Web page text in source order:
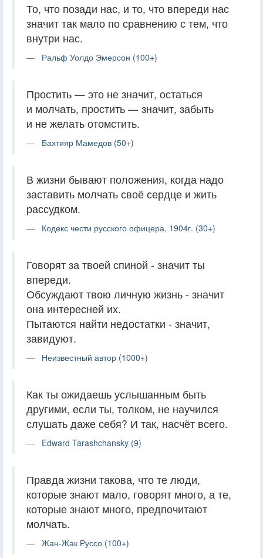
То, что позади нас, и то, что впереди нас
значит так мало по сравнению с тем, что
внутри нас.
Ральф Уолдо Эмерсон (100+)
Простить — это не значит, остаться
и молчать, простить — значит, забыть
и не желать отомстить.
Бахтияр Мамедов (50+)
В жизни бывают положения, когда надо
заставить молчать своё сердце и жить
рассудком.
Кодекс чести русского офицера, 1904г. (30+)
Говорят за твоей спиной - значит ты
впереди.
Обсуждают твою личную жизнь - значит
она интересней их.
Пытаются найти недостатки - значит,
завидуют.
Неизвестный автор (1000+)
Как ты ожидаешь услышанным быть
другими, если ты, толком, не научился
слушать даже себя? И так, насчёт всего.
Edward Tarashchansky (9)
Правда жизни такова, что те люди,
которые знают мало, говорят много, а те,
которые знают много, предпочитают
молчать.
Жан-Жак Руссо (100+)